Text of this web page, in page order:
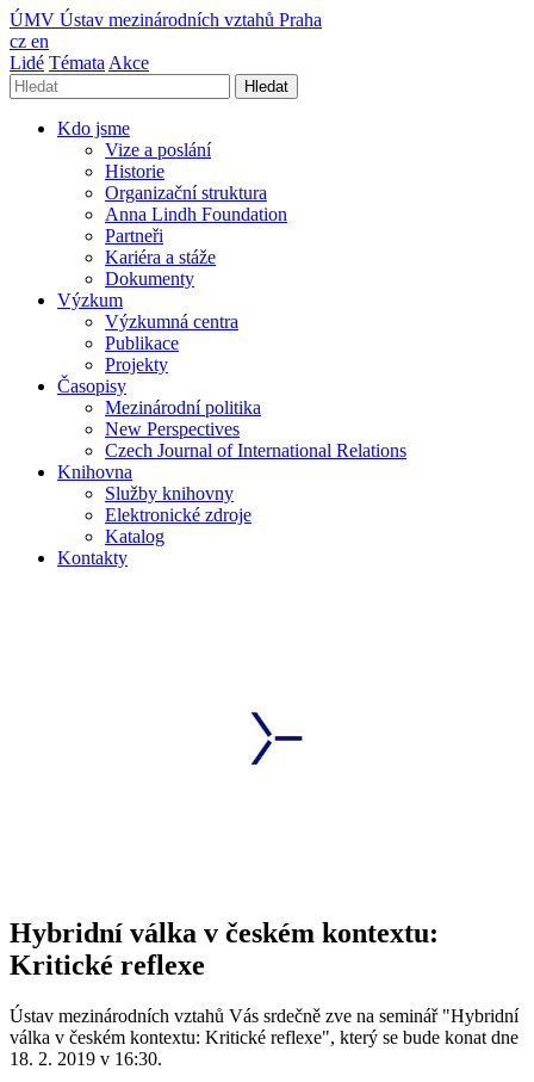
ÚMV Ústav mezinárodních vztahů Praha
cz en
Lidé Témata Akce
Hledat
Kdo jsme
Vize a poslání
Historie
Organizační struktura
Anna Lindh Foundation
Partneři
Kariéra a stáže
Dokumenty
Výzkum
Výzkumná centra
Publikace
Projekty
Časopisy
Mezinárodní politika
New Perspectives
Czech Journal of International Relations
Knihovna
Služby knihovny
Elektronické zdroje
Katalog
Kontakty
Hybridní válka v českém kontextu:
Kritické reflexe
Ústav mezinárodních vztahů Vás srdečně zve na seminář "Hybridní
válka v českém kontextu: Kritické reflexe", který se bude konat dne
18. 2. 2019 v 16:30.